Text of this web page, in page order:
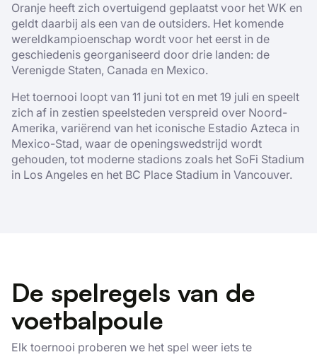
Oranje heeft zich overtuigend geplaatst voor het WK en
geldt daarbij als een van de outsiders. Het komende
wereldkampioenschap wordt voor het eerst in de
geschiedenis georganiseerd door drie landen: de
Verenigde Staten, Canada en Mexico.
Het toernooi loopt van 11 juni tot en met 19 juli en speelt
zich af in zestien speelsteden verspreid over Noord-
Amerika, variërend van het iconische Estadio Azteca in
Mexico-Stad, waar de openingswedstrijd wordt
gehouden, tot moderne stadions zoals het SoFi Stadium
in Los Angeles en het BC Place Stadium in Vancouver.
De spelregels van de
voetbalpoule
Elk toernooi proberen we het spel weer iets te